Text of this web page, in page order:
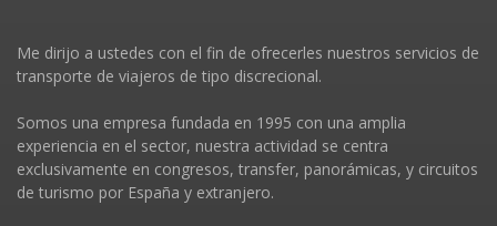
Me dirijo a ustedes con el fin de ofrecerles nuestros servicios de
transporte de viajeros de tipo discrecional.
Somos una empresa fundada en 1995 con una amplia
experiencia en el sector, nuestra actividad se centra
exclusivamente en congresos, transfer, panorámicas, y circuitos
de turismo por España y extranjero.